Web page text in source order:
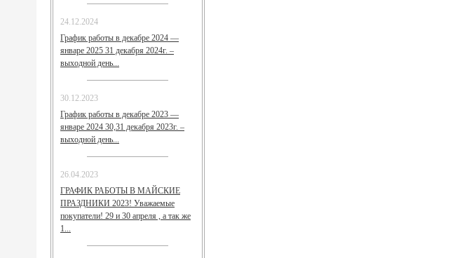
24.12.2024
График работы в декабре 2024 —
январе 2025 31 декабря 2024г. –
выходной день...
30.12.2023
График работы в декабре 2023 —
январе 2024 30,31 декабря 2023г. –
выходной день...
26.04.2023
ГРАФИК РАБОТЫ В МАЙСКИЕ
ПРАЗДНИКИ 2023! Уважаемые
покупатели! 29 и 30 апреля , а так же
1...